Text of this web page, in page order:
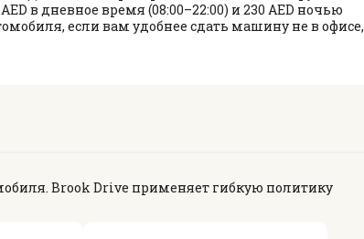
в дневное время (08:00–22:00) и 230 AED ночью
если вам удобнее сдать машину не в офисе,
Brook Drive применяет гибкую политику